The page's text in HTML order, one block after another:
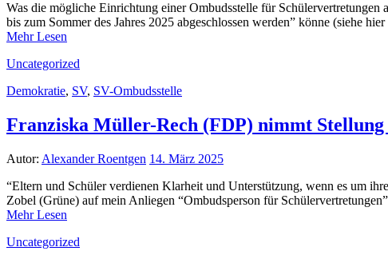
Was die mögliche Einrichtung einer Ombudsstelle für
bis zum Sommer des Jahres 2025 abgeschlossen werden” könne (siehe
Mehr Lesen
Uncategorized
Demokratie, SV, SV-Ombudsstelle
Franziska Müller-Rech (FDP) nimmt
Autor: Alexander Roentgen 14. März 2025
“Eltern und Schüler verdienen Klarheit und Unterstützung, wenn es um
Zobel (Grüne) auf mein Anliegen “Ombudsperson für
Mehr Lesen
Uncategorized